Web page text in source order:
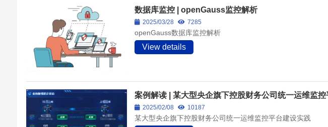
数据库监控 | openGauss监控解析
2025/03/28 7285
openGauss数据库监控解析
View details
案例解读 | 某大型央企旗下控股财务公司统一运维监
2025/02/08 10187
某大型央企旗下控股财务公司统一运维监控平台建设实践